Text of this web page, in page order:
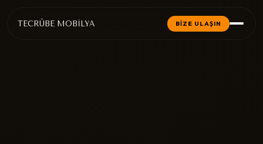
TECRÜBE MOBİLYA BİZE ULAŞIN